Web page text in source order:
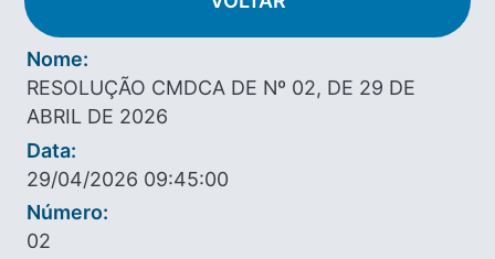
Nome:
RESOLUÇÃO CMDCA DE Nº 02, DE 29 DE
ABRIL DE 2026
Data:
29/04/2026 09:45:00
Número:
02